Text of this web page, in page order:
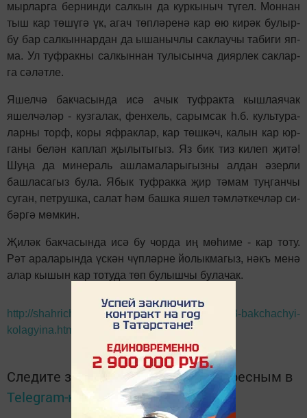
мыр­лар­га бер­нин­ди сал­кын да кур­кы­ныч тү­гел. Мон­нан
тыш кар тө­шү­гә үк, агач төп­лә­ре­нә кар өю ки­рәк бу­лыр-
бу бар сал­кын­нар­дан да ыша­ныч­лы сак­лау­чы та­би­ги яп­
ма. Ул туф­рак­ны сал­кын­нан ту­лы­сын­ча ди­яр­лек сак­лар­
га сә­ләт­ле.
Яшел­чә бак­ча­сын­да исә ачык туф­рак­та кыш­ла­я­чак
яшел­чә­ләр - куз­га­лак, фен­хель, са­рым­сак һ.б. куль­ту­ра­
лар­ны торф, ко­ры яф­рак­лар, кар төш­кәч, ка­лын кар юр­
га­ны бе­лән кап­лап җы­лы­ты­гыз. Яз бик тиз ки­леп җи­тә!
Шу­ңа да ми­не­раль аш­ла­ма­ла­ры­гыз­ны ал­дан әзер­ли
баш­ла­са­гыз бу­ла. Ябык туф­рак­ка җир тә­мам туң­ган­чы
су­ган, пет­руш­ка, са­лат һәм баш­ка яшел тәм­ләт­кеч­ләр си­
бәр­гә мөм­кин.
Җи­ләк бак­ча­сын­да исә бу чор­да иң мө­һи­ме - кар то­ту.
Рәт ара­ла­рын­да үс­кән чүп­ләр­не йо­лык­ма­гыз, нәкъ ме­нә
алар кы­шын кар то­ту­да төп бу­лыш­чы бу­ла­чак.
http://shahrichalli.ru/tt/component/k2/item/10248-bakchachyi-
kolagyina.html
Следите за самым важным и интересным в
Telegram-канале
Татмедиа